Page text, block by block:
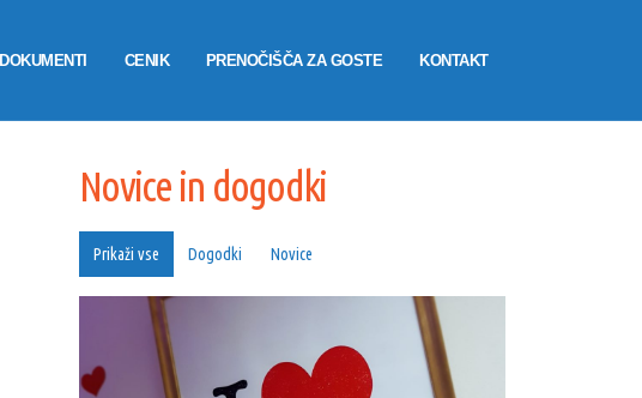
DOKUMENTI CENIK PRENOČIŠČA ZA GOSTE KONTAKT
HOME NOVICE IN DOGODKI NOVICE ZAČELO SE JE …
Novice in dogodki
Prikaži vse Dogodki Novice